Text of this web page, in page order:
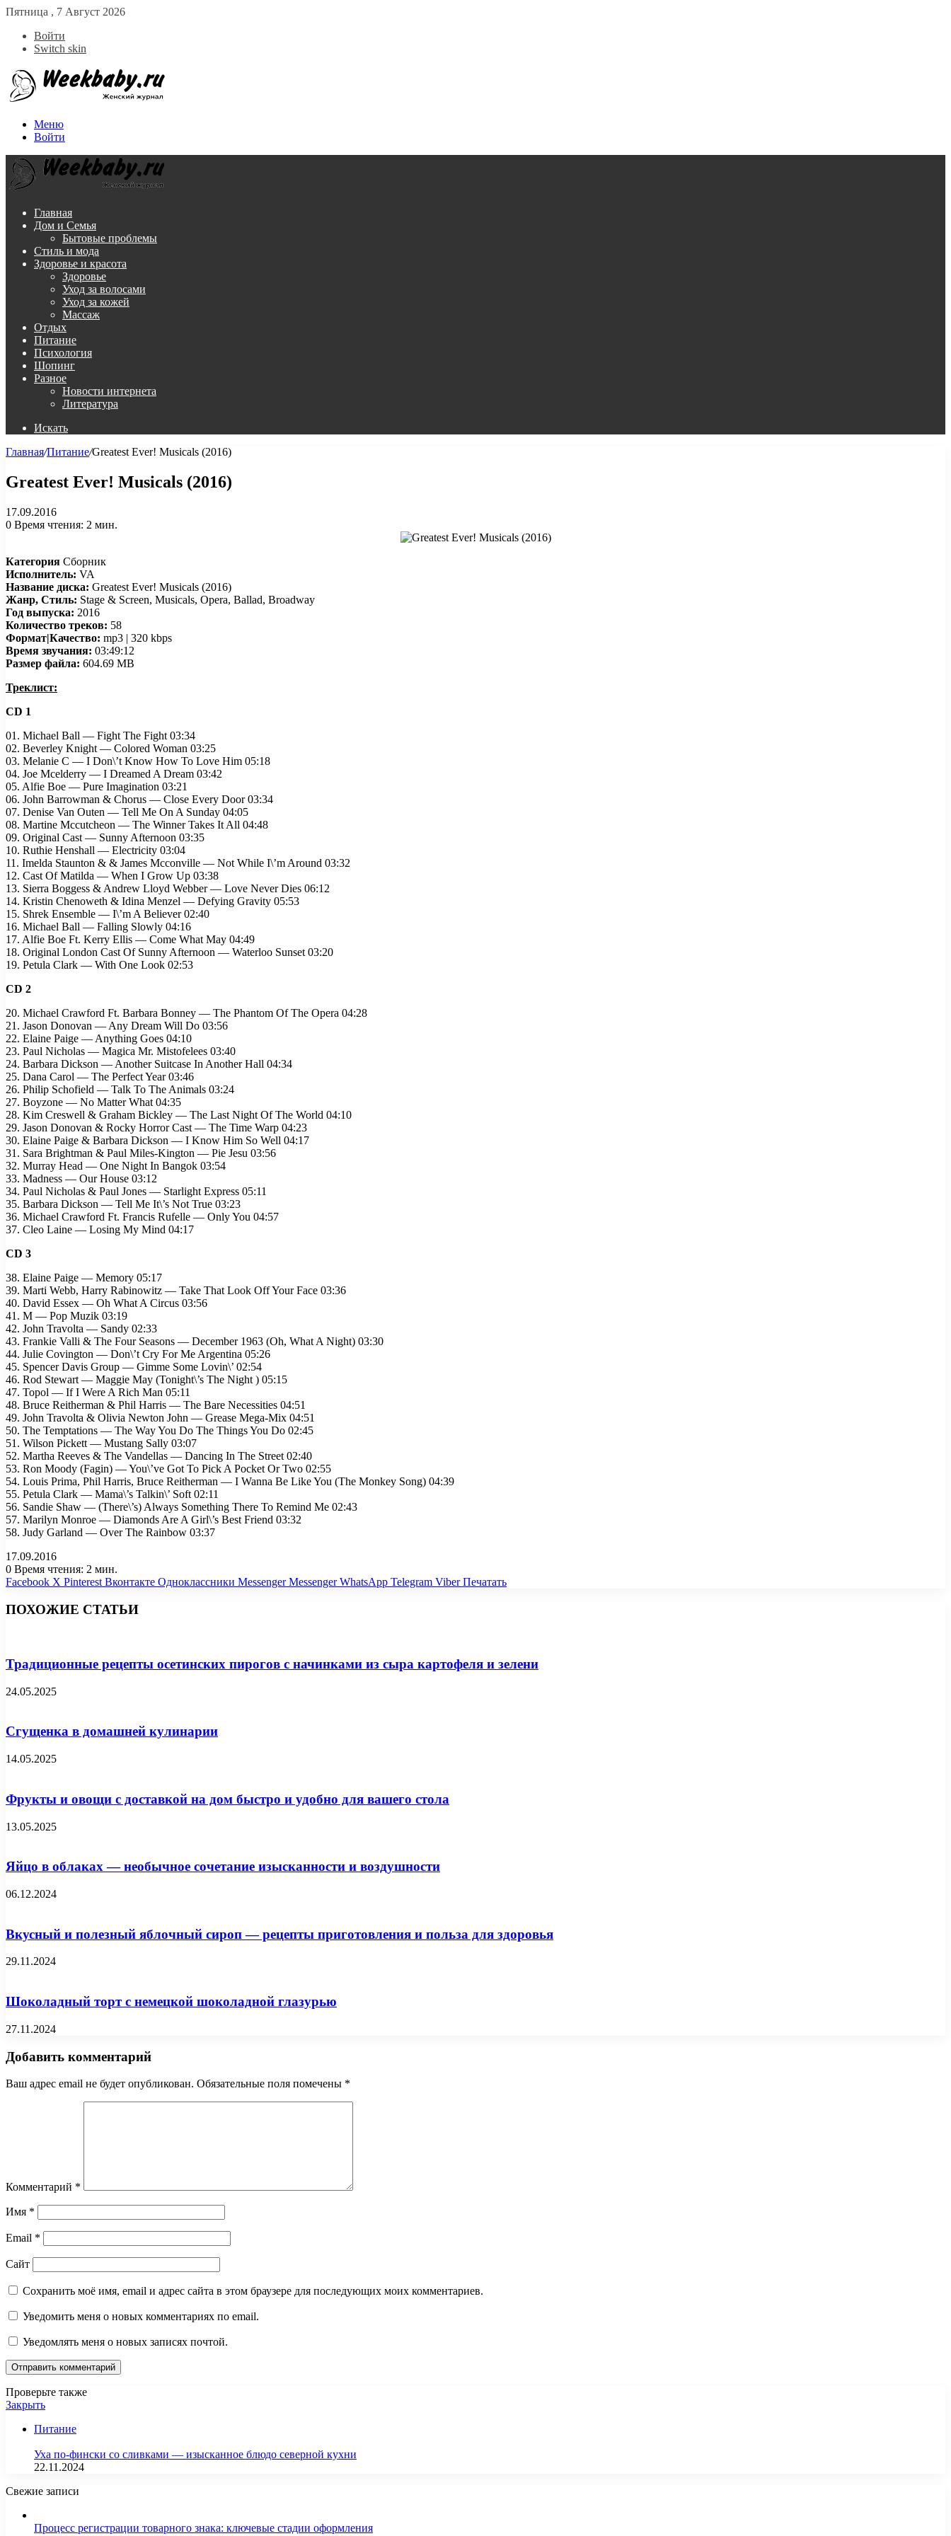
Пятница , 7 Август 2026
Войти
Switch skin
Меню
Войти
Главная
Дом и Семья
Бытовые проблемы
Стиль и мода
Здоровье и красота
Здоровье
Уход за волосами
Уход за кожей
Массаж
Отдых
Питание
Психология
Шопинг
Разное
Новости интернета
Литература
Искать
Главная/Питание/Greatest Ever! Musicals (2016)
Greatest Ever! Musicals (2016)
17.09.2016
0 Время чтения: 2 мин.
Категория Сборник
Исполнитель: VA
Название диска: Greatest Ever! Musicals (2016)
Жанр, Стиль: Stage & Screen, Musicals, Opera, Ballad, Broadway
Год выпуска: 2016
Количество треков: 58
Формат|Качество: mp3 | 320 kbps
Время звучания: 03:49:12
Размер файла: 604.69 MB
Треклист:
CD 1
01. Michael Ball — Fight The Fight 03:34
02. Beverley Knight — Colored Woman 03:25
03. Melanie C — I Don\’t Know How To Love Him 05:18
04. Joe Mcelderry — I Dreamed A Dream 03:42
05. Alfie Boe — Pure Imagination 03:21
06. John Barrowman & Chorus — Close Every Door 03:34
07. Denise Van Outen — Tell Me On A Sunday 04:05
08. Martine Mccutcheon — The Winner Takes It All 04:48
09. Original Cast — Sunny Afternoon 03:35
10. Ruthie Henshall — Electricity 03:04
11. Imelda Staunton & & James Mcconville — Not While I\’m Around 03:32
12. Cast Of Matilda — When I Grow Up 03:38
13. Sierra Boggess & Andrew Lloyd Webber — Love Never Dies 06:12
14. Kristin Chenoweth & Idina Menzel — Defying Gravity 05:53
15. Shrek Ensemble — I\’m A Believer 02:40
16. Michael Ball — Falling Slowly 04:16
17. Alfie Boe Ft. Kerry Ellis — Come What May 04:49
18. Original London Cast Of Sunny Afternoon — Waterloo Sunset 03:20
19. Petula Clark — With One Look 02:53
CD 2
20. Michael Crawford Ft. Barbara Bonney — The Phantom Of The Opera 04:28
21. Jason Donovan — Any Dream Will Do 03:56
22. Elaine Paige — Anything Goes 04:10
23. Paul Nicholas — Magica Mr. Mistofelees 03:40
24. Barbara Dickson — Another Suitcase In Another Hall 04:34
25. Dana Carol — The Perfect Year 03:46
26. Philip Schofield — Talk To The Animals 03:24
27. Boyzone — No Matter What 04:35
28. Kim Creswell & Graham Bickley — The Last Night Of The World 04:10
29. Jason Donovan & Rocky Horror Cast — The Time Warp 04:23
30. Elaine Paige & Barbara Dickson — I Know Him So Well 04:17
31. Sara Brightman & Paul Miles-Kington — Pie Jesu 03:56
32. Murray Head — One Night In Bangok 03:54
33. Madness — Our House 03:12
34. Paul Nicholas & Paul Jones — Starlight Express 05:11
35. Barbara Dickson — Tell Me It\’s Not True 03:23
36. Michael Crawford Ft. Francis Rufelle — Only You 04:57
37. Cleo Laine — Losing My Mind 04:17
CD 3
38. Elaine Paige — Memory 05:17
39. Marti Webb, Harry Rabinowitz — Take That Look Off Your Face 03:36
40. David Essex — Oh What A Circus 03:56
41. M — Pop Muzik 03:19
42. John Travolta — Sandy 02:33
43. Frankie Valli & The Four Seasons — December 1963 (Oh, What A Night) 03:30
44. Julie Covington — Don\’t Cry For Me Argentina 05:26
45. Spencer Davis Group — Gimme Some Lovin\’ 02:54
46. Rod Stewart — Maggie May (Tonight\’s The Night ) 05:15
47. Topol — If I Were A Rich Man 05:11
48. Bruce Reitherman & Phil Harris — The Bare Necessities 04:51
49. John Travolta & Olivia Newton John — Grease Mega-Mix 04:51
50. The Temptations — The Way You Do The Things You Do 02:45
51. Wilson Pickett — Mustang Sally 03:07
52. Martha Reeves & The Vandellas — Dancing In The Street 02:40
53. Ron Moody (Fagin) — You\’ve Got To Pick A Pocket Or Two 02:55
54. Louis Prima, Phil Harris, Bruce Reitherman — I Wanna Be Like You (The Monkey Song) 04:39
55. Petula Clark — Mama\’s Talkin\’ Soft 02:11
56. Sandie Shaw — (There\’s) Always Something There To Remind Me 02:43
57. Marilyn Monroe — Diamonds Are A Girl\’s Best Friend 03:32
58. Judy Garland — Over The Rainbow 03:37
17.09.2016
0 Время чтения: 2 мин.
Facebook X Pinterest Вконтакте Одноклассники Messenger Messenger WhatsApp Telegram Viber Печатать
ПОХОЖИЕ СТАТЬИ
Традиционные рецепты осетинских пирогов с начинками из сыра картофеля и зелени
24.05.2025
Сгущенка в домашней кулинарии
14.05.2025
Фрукты и овощи с доставкой на дом быстро и удобно для вашего стола
13.05.2025
Яйцо в облаках — необычное сочетание изысканности и воздушности
06.12.2024
Вкусный и полезный яблочный сироп — рецепты приготовления и польза для здоровья
29.11.2024
Шоколадный торт с немецкой шоколадной глазурью
27.11.2024
Добавить комментарий
Ваш адрес email не будет опубликован. Обязательные поля помечены *
Комментарий *
Имя *
Email *
Сайт
Сохранить моё имя, email и адрес сайта в этом браузере для последующих моих комментариев.
Уведомить меня о новых комментариях по email.
Уведомлять меня о новых записях почтой.
Проверьте также
Закрыть
Питание
Уха по-фински со сливками — изысканное блюдо северной кухни
22.11.2024
Свежие записи
Процесс регистрации товарного знака: ключевые стадии оформления